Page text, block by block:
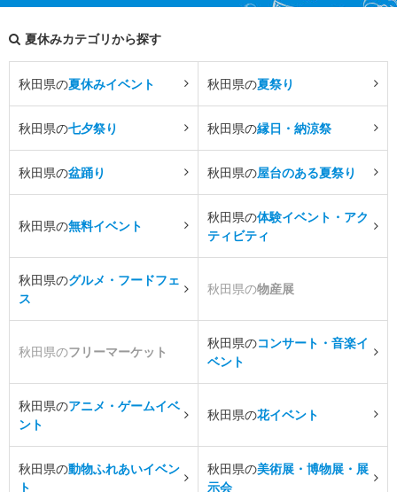
夏休みカテゴリから探す
秋田県の夏休みイベント 秋田県の夏祭り
秋田県の七夕祭り 秋田県の縁日・納涼祭
秋田県の盆踊り 秋田県の屋台のある夏祭り
秋田県の無料イベント
秋田県の体験イベント・アク
ティビティ
秋田県のグルメ・フードフェ
ス
秋田県の物産展
秋田県のフリーマーケット
秋田県のコンサート・音楽イ
ベント
秋田県のアニメ・ゲームイベ
ント
秋田県の花イベント
秋田県の動物ふれあいイベン
ト
秋田県の美術展・博物展・展
示会